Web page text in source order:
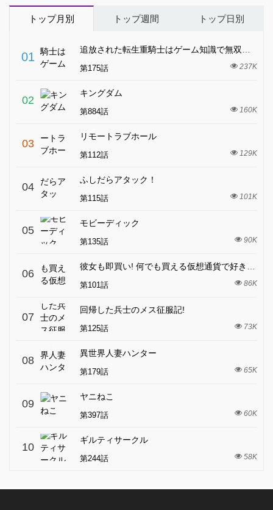
トップ月別 トップ週間 トップ日別
01
追放された転生重騎士はゲーム知識で無双する
第175話 237K
02
キングダム
第884話 160K
03
リモートラブホール
第112話 129K
04
ふしだらアタック！
第115話 101K
05
モビーディック
第135話 90K
06
彼女も即買い! 何でも買える仮想通貨で好き放題
第101話 86K
07
回帰した兵士のメス征服記!
第125話 73K
08
異世界人妻ハンター
第179話 65K
09
ヤニねこ
第397話 60K
10
ギルティサークル
第244話 58K